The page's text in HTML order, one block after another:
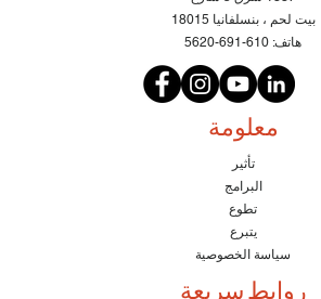
بيت لحم ، بنسلفانيا 18015
هاتف: 610-691-5620
معلومة
تأثير
البرامج
تطوع
يتبرع
سياسة الخصوصية
روابط سريعة